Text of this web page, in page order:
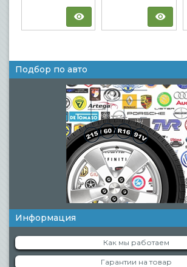
Подбор по авто
Информация
Как мы работаем
Гарантии на товар